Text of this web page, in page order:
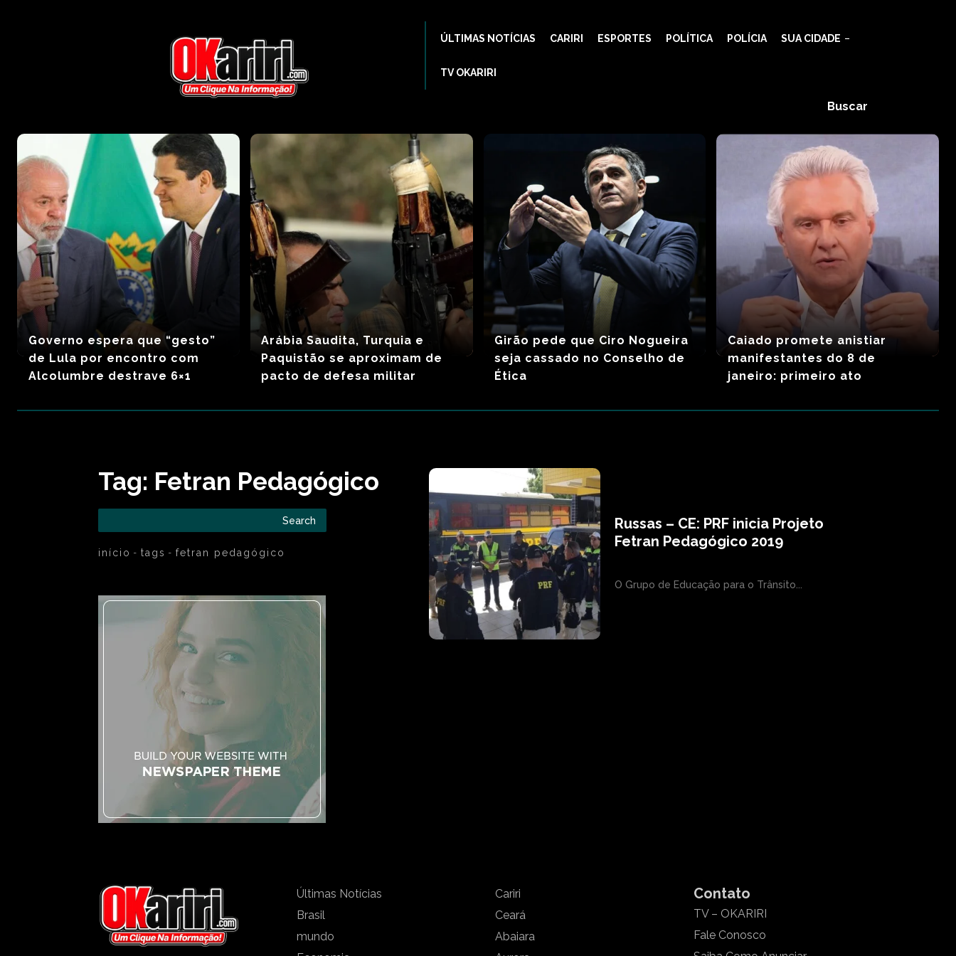
ÚLTIMAS NOTÍCIAS CARIRI ESPORTES POLÍTICA POLÍCIA SUA CIDADE
TV OKARIRI
Buscar
Governo espera que “gesto”
de Lula por encontro com
Alcolumbre destrave 6×1
Arábia Saudita, Turquia e
Paquistão se aproximam de
pacto de defesa militar
Girão pede que Ciro Nogueira
seja cassado no Conselho de
Ética
Caiado promete anistiar
manifestantes do 8 de
janeiro: primeiro ato
Tag: Fetran Pedagógico
Search
início tags fetran pedagógico
Russas – CE: PRF inicia Projeto
Fetran Pedagógico 2019
O Grupo de Educação para o Trânsito...
Últimas Notícias
Brasil
mundo
Cariri
Ceará
Abaiara
Contato
TV – OKARIRI
Fale Conosco